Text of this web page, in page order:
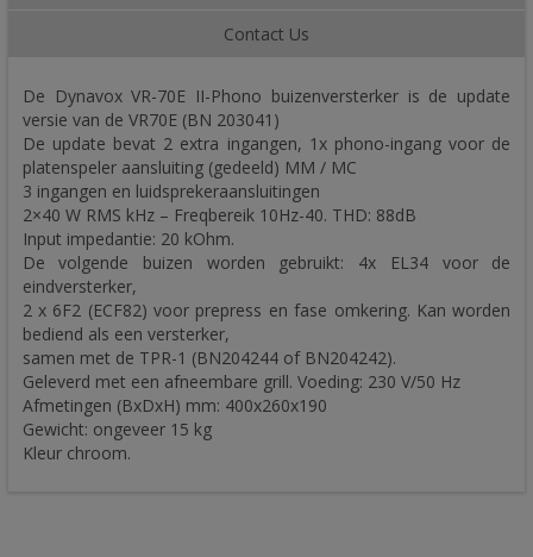
Contact Us
De Dynavox VR-70E II-Phono buizenversterker is de update
versie van de VR70E (BN 203041)
De update bevat 2 extra ingangen, 1x phono-ingang voor de
platenspeler aansluiting (gedeeld) MM / MC
3 ingangen en luidsprekeraansluitingen
2×40 W RMS kHz – Freqbereik 10Hz-40. THD: 88dB
Input impedantie: 20 kOhm.
De volgende buizen worden gebruikt: 4x EL34 voor de
eindversterker,
2 x 6F2 (ECF82) voor prepress en fase omkering. Kan worden
bediend als een versterker,
samen met de TPR-1 (BN204244 of BN204242).
Geleverd met een afneembare grill. Voeding: 230 V/50 Hz
Afmetingen (BxDxH) mm: 400x260x190
Gewicht: ongeveer 15 kg
Kleur chroom.